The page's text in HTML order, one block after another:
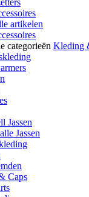
artikelen
categorieën Kleding
Jassen
Jassen
Caps